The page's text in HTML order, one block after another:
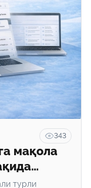
343
мақола
турли